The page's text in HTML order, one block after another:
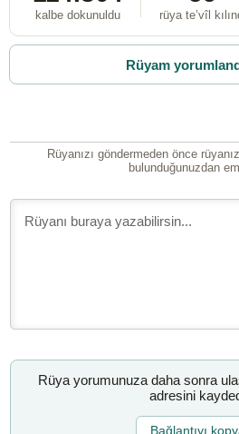
kalbe dokunuldu rüya te’vîl
Rüyam
Rüyanızı göndermeden önce
bulunduğunuzdan
Rüya yorumunuza daha sonra
adresini
Bağlantıyı